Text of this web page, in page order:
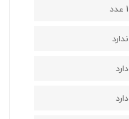
1 عدد
ندارد
دارد
دارد